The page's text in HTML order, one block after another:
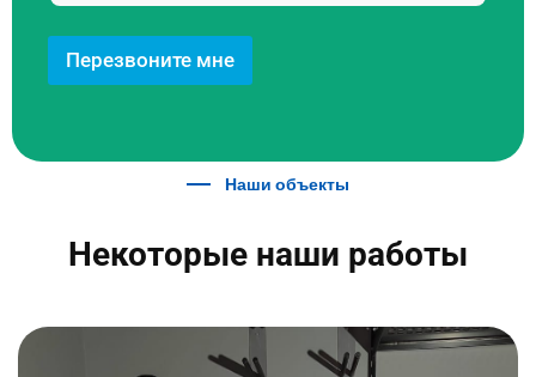
Перезвоните мне
Наши объекты
Некоторые наши работы